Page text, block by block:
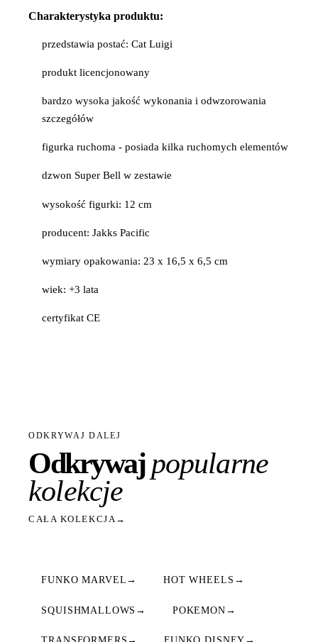
Charakterystyka produktu:
przedstawia postać: Cat Luigi
produkt licencjonowany
bardzo wysoka jakość wykonania i odwzorowania
szczegółów
figurka ruchoma - posiada kilka ruchomych elementów
dzwon Super Bell w zestawie
wysokość figurki: 12 cm
producent: Jakks Pacific
wymiary opakowania: 23 x 16,5 x 6,5 cm
wiek: +3 lata
certyfikat CE
ODKRYWAJ DALEJ
Odkrywajpopularne
kolekcje
CAŁA KOLEKCJA→
FUNKO MARVEL → HOT WHEELS →
SQUISHMALLOWS → POKEMON →